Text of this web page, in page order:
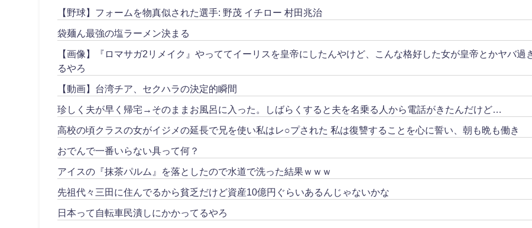
【野球】フォームを物真似された選手: 野茂 イチロー 村田兆治
袋麺ん最強の塩ラーメン決まる
【画像】『ロマサガ2リメイク』やっててイーリスを皇帝にしたんやけど、こんな格好した女が皇帝とかヤバ過
るやろ
【動画】台湾チア、セクハラの決定的瞬間
珍しく夫が早く帰宅→そのままお風呂に入った。しばらくすると夫を名乗る人から電話がきたんだけど…
高校の頃クラスの女がイジメの延長で兄を使い私はレ○プされた 私は復讐することを心に誓い、朝も晩も働き
おでんで一番いらない具って何？
アイスの『抹茶パルム』を落としたので水道で洗った結果ｗｗｗ
先祖代々三田に住んでるから貧乏だけど資産10億円ぐらいあるんじゃないかな
日本って自転車民潰しにかかってるやろ